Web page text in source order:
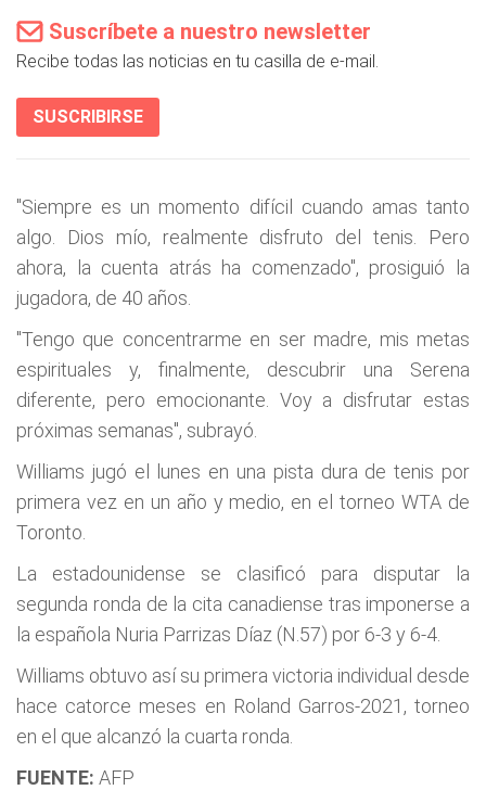
Suscríbete a nuestro newsletter
Recibe todas las noticias en tu casilla de e-mail.
SUSCRIBIRSE
"Siempre es un momento difícil cuando amas tanto
algo. Dios mío, realmente disfruto del tenis. Pero
ahora, la cuenta atrás ha comenzado", prosiguió la
jugadora, de 40 años.
"Tengo que concentrarme en ser madre, mis metas
espirituales y, finalmente, descubrir una Serena
diferente, pero emocionante. Voy a disfrutar estas
próximas semanas", subrayó.
Williams jugó el lunes en una pista dura de tenis por
primera vez en un año y medio, en el torneo WTA de
Toronto.
La estadounidense se clasificó para disputar la
segunda ronda de la cita canadiense tras imponerse a
la española Nuria Parrizas Díaz (N.57) por 6-3 y 6-4.
Williams obtuvo así su primera victoria individual desde
hace catorce meses en Roland Garros-2021, torneo
en el que alcanzó la cuarta ronda.
FUENTE: AFP